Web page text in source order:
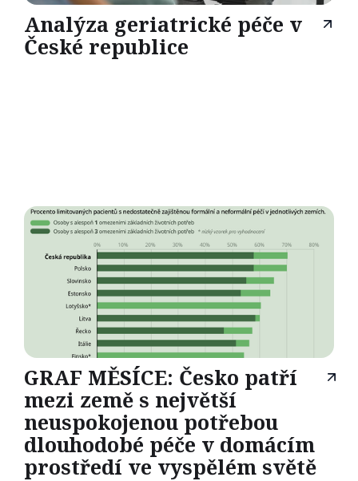
Analýza geriatrické péče v
České republice
GRAF MĚSÍCE: Česko patří
mezi země s největší
neuspokojenou potřebou
dlouhodobé péče v domácím
prostředí ve vyspělém světě